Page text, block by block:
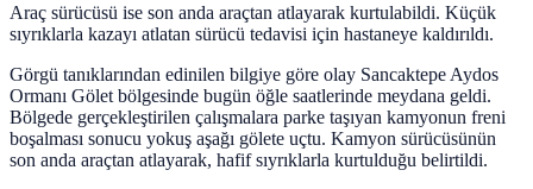
Araç sürücüsü ise son anda araçtan atlayarak kurtulabildi. Küçük
sıyrıklarla kazayı atlatan sürücü tedavisi için hastaneye kaldırıldı.
Görgü tanıklarından edinilen bilgiye göre olay Sancaktepe Aydos
Ormanı Gölet bölgesinde bugün öğle saatlerinde meydana geldi.
Bölgede gerçekleştirilen çalışmalara parke taşıyan kamyonun freni
boşalması sonucu yokuş aşağı gölete uçtu. Kamyon sürücüsünün
son anda araçtan atlayarak, hafif sıyrıklarla kurtulduğu belirtildi.